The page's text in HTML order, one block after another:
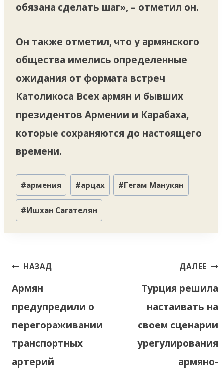
обязана сделать шаг», – отметил он.
Он также отметил, что у армянского
общества имелись определенные
ожидания от формата встреч
Католикоса Всех армян и бывших
президентов Армении и Карабаха,
которые сохраняются до настоящего
времени.
Метки
записи:
#армения #арцах #Гегам Манукян
#Ишхан Сагателян
Навигация
записям
НАЗАД
Армян
предупредили о
перегораживании
транспортных
артерий
ДАЛЕЕ
Турция решила
настаивать на
своем сценарии
урегулирования
армяно-